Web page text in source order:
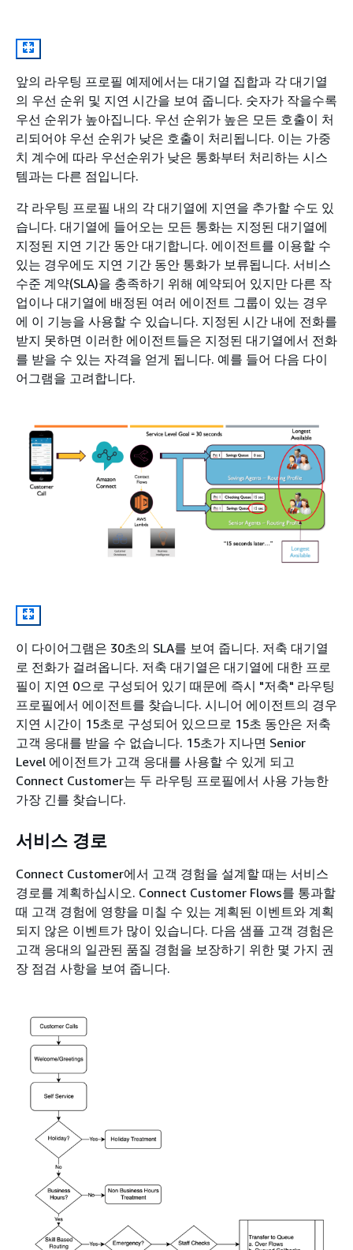
앞의 라우팅 프로필 예제에서는 대기열 집합과 각 대기열
의 우선 순위 및 지연 시간을 보여 줍니다. 숫자가 작을수록
우선 순위가 높아집니다. 우선 순위가 높은 모든 호출이 처
리되어야 우선 순위가 낮은 호출이 처리됩니다. 이는 가중
치 계수에 따라 우선순위가 낮은 통화부터 처리하는 시스
템과는 다른 점입니다.
각 라우팅 프로필 내의 각 대기열에 지연을 추가할 수도 있
습니다. 대기열에 들어오는 모든 통화는 지정된 대기열에
지정된 지연 기간 동안 대기합니다. 에이전트를 이용할 수
있는 경우에도 지연 기간 동안 통화가 보류됩니다. 서비스
수준 계약(SLA)을 충족하기 위해 예약되어 있지만 다른 작
업이나 대기열에 배정된 여러 에이전트 그룹이 있는 경우
에 이 기능을 사용할 수 있습니다. 지정된 시간 내에 전화를
받지 못하면 이러한 에이전트들은 지정된 대기열에서 전화
를 받을 수 있는 자격을 얻게 됩니다. 예를 들어 다음 다이
어그램을 고려합니다.
이 다이어그램은 30초의 SLA를 보여 줍니다. 저축 대기열
로 전화가 걸려옵니다. 저축 대기열은 대기열에 대한 프로
필이 지연 0으로 구성되어 있기 때문에 즉시 "저축" 라우팅
프로필에서 에이전트를 찾습니다. 시니어 에이전트의 경우
지연 시간이 15초로 구성되어 있으므로 15초 동안은 저축
고객 응대를 받을 수 없습니다. 15초가 지나면 Senior
Level 에이전트가 고객 응대를 사용할 수 있게 되고
Connect Customer는 두 라우팅 프로필에서 사용 가능한
가장 긴를 찾습니다.
서비스 경로
Connect Customer에서 고객 경험을 설계할 때는 서비스
경로를 계획하십시오. Connect Customer Flows를 통과할
때 고객 경험에 영향을 미칠 수 있는 계획된 이벤트와 계획
되지 않은 이벤트가 많이 있습니다. 다음 샘플 고객 경험은
고객 응대의 일관된 품질 경험을 보장하기 위한 몇 가지 권
장 점검 사항을 보여 줍니다.